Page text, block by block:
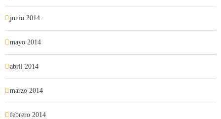
junio 2014
mayo 2014
abril 2014
marzo 2014
febrero 2014